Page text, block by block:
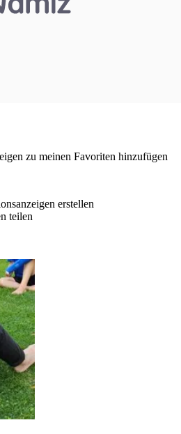
zu meinen Favoriten hinzufügen
erstellen
teilen